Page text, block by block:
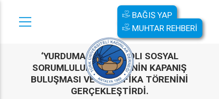
BAĞIŞ YAP
MUHTAR REHBERİ
‘YURDUMA IŞIK OL’ ADLI SOSYAL
SORUMLULUK PROJESININ KAPANIŞ
BULUŞMASI VE SERTIFIKA TÖRENINI
GERÇEKLEŞTIRDI.